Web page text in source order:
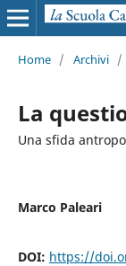
Home / Archivi /
La
Una sfida
Marco Paleari
DOI: https://